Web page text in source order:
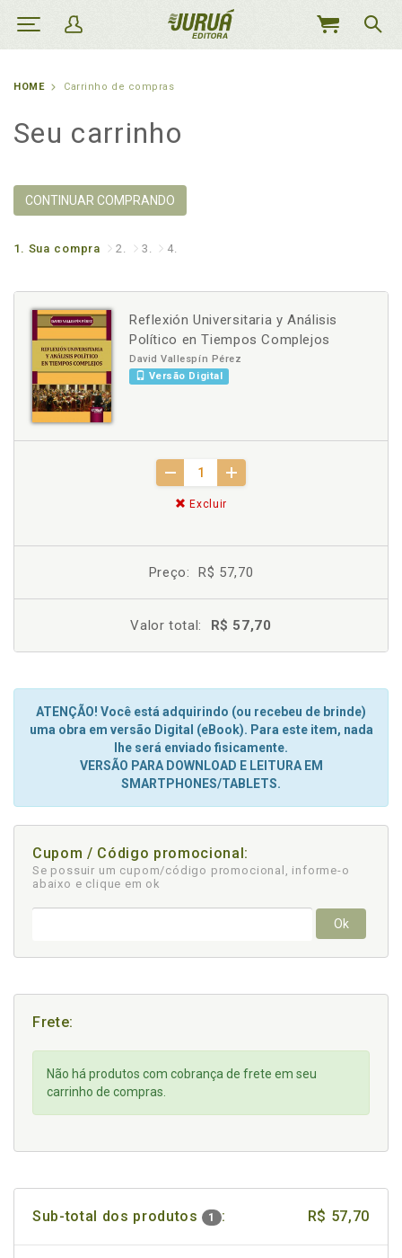
MEU
HOME Carrinho de compras
Seu carrinho
CONTINUAR COMPRANDO
1. Sua compra 2. 3. 4.
Reflexión Universitaria y Análisis
Político en Tiempos Complejos
David Vallespín Pérez
Versão Digital
Excluir
Preço: R$ 57,70
Valor total: R$ 57,70
ATENÇÃO! Você está adquirindo (ou recebeu de brinde)
uma obra em versão Digital (eBook). Para este item, nada
lhe será enviado fisicamente.
VERSÃO PARA DOWNLOAD E LEITURA EM
SMARTPHONES/TABLETS.
Cupom / Código promocional:
Se possuir um cupom/código promocional, informe-o
abaixo e clique em ok
Ok
Frete:
Não há produtos com cobrança de frete em seu
carrinho de compras.
Sub-total dos produtos 1 : R$ 57,70